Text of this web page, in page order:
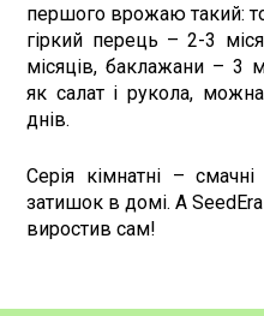
першого врожаю такий:
гіркий перець – 2-3
місяців, баклажани – 3
як салат і рукола,
днів.
Серія кімнатні –
затишок в домі. А
виростив сам!